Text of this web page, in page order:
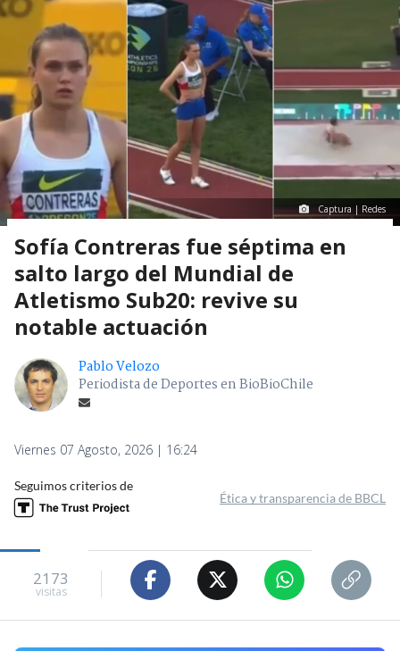
Captura | Redes
Sofía Contreras fue séptima en
salto largo del Mundial de
Atletismo Sub20: revive su
notable actuación
Pablo Velozo
Periodista de Deportes en BioBioChile
Viernes 07 Agosto, 2026 | 16:24
Seguimos criterios de
Ética y transparencia de BBCL
2173
visitas